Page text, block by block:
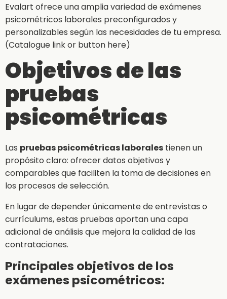
Evalart ofrece una amplia variedad de exámenes
psicométricos laborales preconfigurados y
personalizables según las necesidades de tu empresa.
(Catalogue link or button here)
Objetivos de las
pruebas
psicométricas
Las pruebas psicométricas laborales tienen un
propósito claro: ofrecer datos objetivos y
comparables que faciliten la toma de decisiones en
los procesos de selección.
En lugar de depender únicamente de entrevistas o
currículums, estas pruebas aportan una capa
adicional de análisis que mejora la calidad de las
contrataciones.
Principales objetivos de los
exámenes psicométricos: